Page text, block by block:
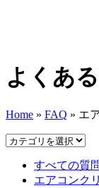
よくあ
Home » FAQ » エ
すべての質
エアコンク